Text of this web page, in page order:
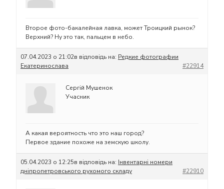
Второе фото-бакалейная лавка, может Троицкий рынок?
Верхний? Ну это так, пальцем в небо.
07.04.2023 о 21:02в відповідь на: Редкие фотографии
Екатеринослава
#22914
Сергій Мушенок
Учасник
А какая вероятность что это наш город?
Первое здание похоже на земскую школу.
05.04.2023 о 12:25в відповідь на: Інвентарні номери
дніпропетровського рухомого складу
#22910